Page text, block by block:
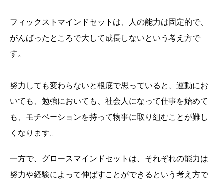
フィックストマインドセットは、人の能力は固定的で、
がんばったところで大して成長しないという考え方で
す。
努力しても変わらないと根底で思っていると、運動にお
いても、勉強においても、社会人になって仕事を始めて
も、モチベーションを持って物事に取り組むことが難し
くなります。
一方で、グロースマインドセットは、それぞれの能力は
努力や経験によって伸ばすことができるという考え方で